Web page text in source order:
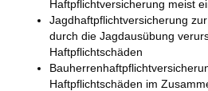
Haftpflichtversicherung meist
Jagdhaftpflichtversicherung
durch die Jagdausübung
Haftpflichtschäden
Haftpflichtschäden im